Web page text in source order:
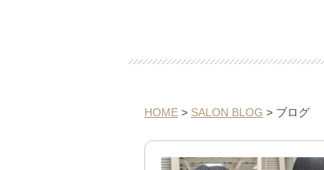
HOME > SALON BLOG > ブログ